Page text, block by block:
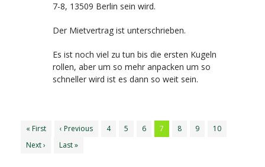
7-8, 13509 Berlin sein wird.
Der Mietvertrag ist unterschrieben.
Es ist noch viel zu tun bis die ersten Kugeln
rollen, aber um so mehr anpacken um so
schneller wird ist es dann so weit sein.
« First ‹ Previous 4 5 6 7 8 9
10
Next ›
Last »